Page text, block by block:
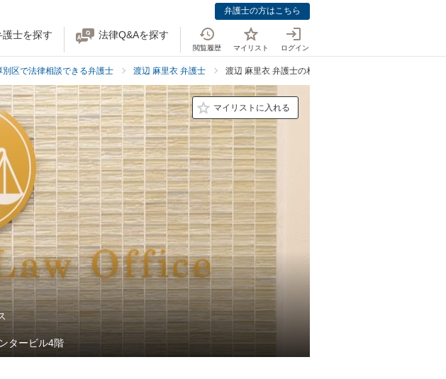
弁護士の方はこちら
護士を探す 法律Q&Aを探す
閲覧履歴 マイリスト ログイン
別区で法律相談できる弁護士 渡辺 麻里衣 弁護士 渡辺 麻里衣 弁護士の相続・遺言での強み
マイリストに入れる
タービル4階